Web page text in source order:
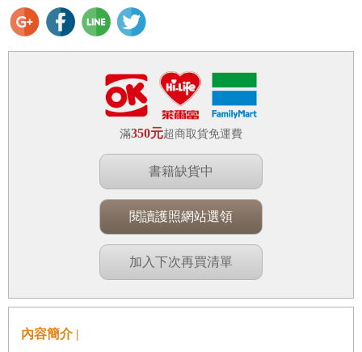
滿350元超商取貨免運費
書籍缺貨中
閱讀護照網站選領
加入下次再買清單
內容簡介 |